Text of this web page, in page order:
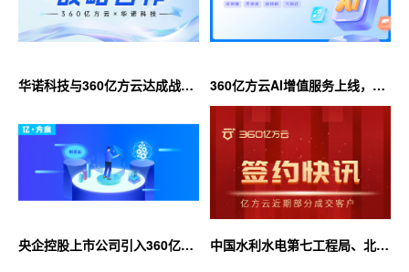
华诺科技与360亿方云达成战略
360亿方云AI增值服务上线，超
大限时优惠等你来！
央企控股上市公司引入360亿方
中国水利水电第七工程局、北京